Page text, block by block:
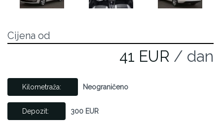
Cijena od
41 EUR / dan
Kilometraža: Neograničeno
Depozit: 300 EUR